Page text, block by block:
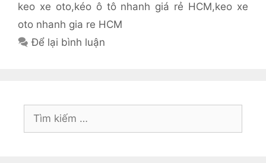
keo xe oto,kéo ô tô nhanh giá rẻ HCM,keo xe
oto nhanh gia re HCM
Để lại bình luận
Tìm